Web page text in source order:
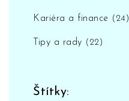
Kariéra a finance (24)
Tipy a rady (22)
Štítky: